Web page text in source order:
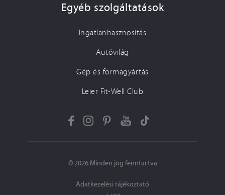
Egyéb szolgáltatások
Ingatlanhasznosítás
Autóvilág
Gép és formagyártás
Leier Fit-Well Club
© 2026 Minden jog fenntartva
Adatkezelési tájékoztató